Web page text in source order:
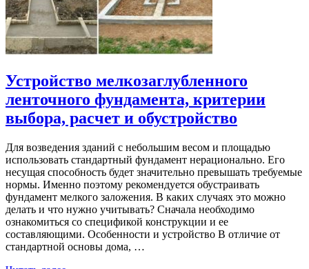
Устройство мелкозаглубленного
ленточного фундамента, критерии
выбора, расчет и обустройство
Для возведения зданий c небольшим весом и площадью
использовать стандартный фундамент нерационально. Его
несущая способность будет значительно превышать требуемые
нормы. Именно поэтому рекомендуется обустраивать
фундамент мелкого заложения. В каких случаях это можно
делать и что нужно учитывать? Сначала необходимо
ознакомиться со спецификой конструкции и ее
составляющими. Особенности и устройство В отличие от
стандартной основы дома, …